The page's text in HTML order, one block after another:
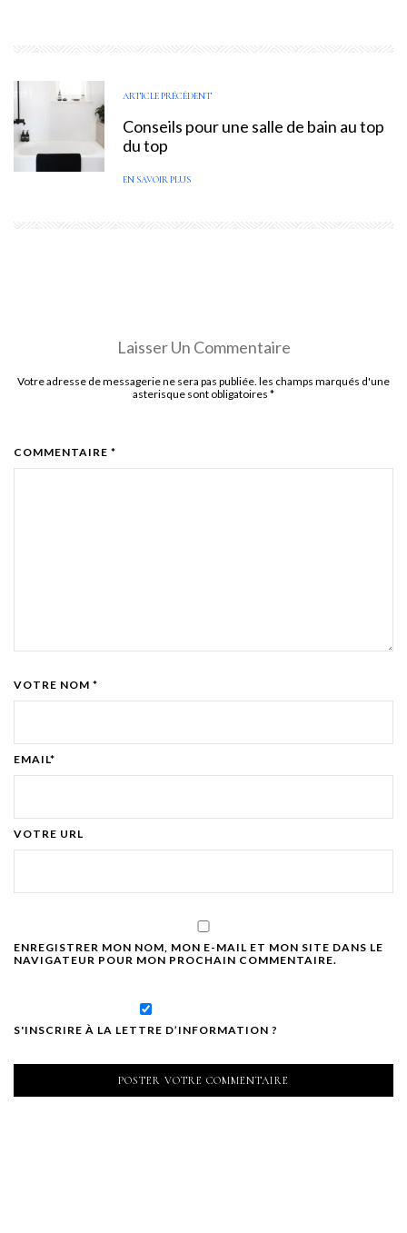
ARTICLE PRÉCÉDENT
Conseils pour une salle de bain au top
du top
EN SAVOIR PLUS
Laisser Un Commentaire
Votre adresse de messagerie ne sera pas publiée. les champs marqués d'une
asterisque sont obligatoires *
COMMENTAIRE *
VOTRE NOM *
EMAIL*
VOTRE URL
ENREGISTRER MON NOM, MON E-MAIL ET MON SITE DANS LE
NAVIGATEUR POUR MON PROCHAIN COMMENTAIRE.
S'INSCRIRE À LA LETTRE D’INFORMATION ?